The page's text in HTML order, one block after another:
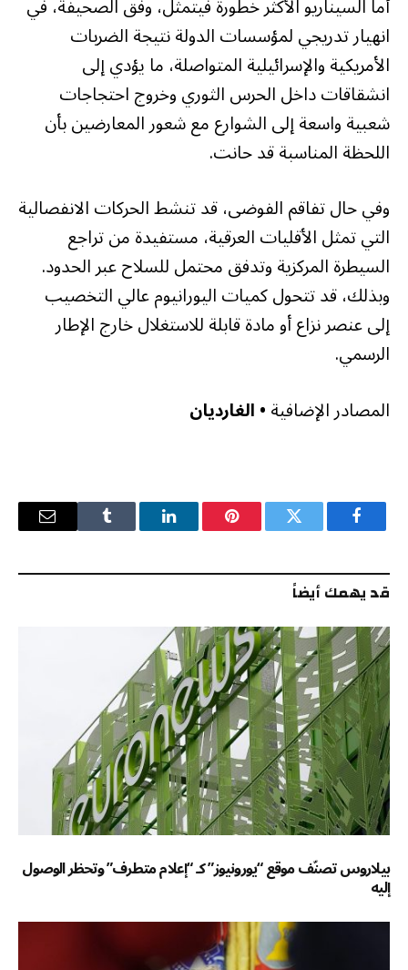
أما السيناريو الأكثر خطورة فيتمثل، وفق الصحيفة، في
انهيار تدريجي لمؤسسات الدولة نتيجة الضربات
الأمريكية والإسرائيلية المتواصلة، ما يؤدي إلى
انشقاقات داخل الحرس الثوري وخروج احتجاجات
شعبية واسعة إلى الشوارع مع شعور المعارضين بأن
اللحظة المناسبة قد حانت.
وفي حال تفاقم الفوضى، قد تنشط الحركات الانفصالية
التي تمثل الأقليات العرقية، مستفيدة من تراجع
السيطرة المركزية وتدفق محتمل للسلاح عبر الحدود.
وبذلك، قد تتحول كميات اليورانيوم عالي التخصيب
إلى عنصر نزاع أو مادة قابلة للاستغلال خارج الإطار
الرسمي.
المصادر الإضافية• الغارديان
فيسبوك تويتر بينتيريستلينكدإن Tumblr
البريد
قد يهمك أيضاً
بيلاروس تصنّف موقع “يورونيوز” كـ “إعلام متطرف” وتحظر الوصول
إليه